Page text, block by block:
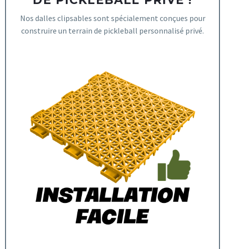
Nos dalles clipsables sont spécialement conçues pour
construire un terrain de pickleball personnalisé privé.